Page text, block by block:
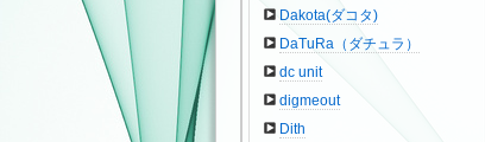
Dakota(ダコタ)
DaTuRa（ダチュラ）
dc unit
digmeout
Dith